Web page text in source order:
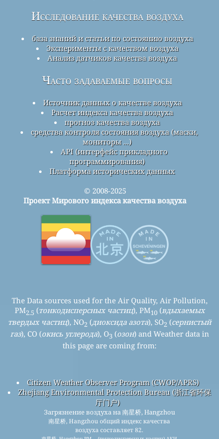
Исследование качества воздуха
база знаний и статьи по состоянию воздуха
Эксперименты с качеством воздуха
Анализ датчиков качества воздуха
Часто задаваемые вопросы
Источник данных о качестве воздуха
Расчет индекса качества воздуха
прогноз качества воздуха
средства контроля состояния воздуха (маски,
мониторы ...)
API (интерфейс прикладного
программирования)
Платформа исторических данных
© 2008-2025
Проект Мирового индекса качества воздуха
The Data sources used for the Air Quality, Air Pollution,
PM2.5 (тонкодисперсных частиц), PM10(вдыхаемых
твердых частиц), NO2 (диоксида азота), SO2 (сернистый
газ), CO (окись углерода), O3 (озон) and Weather data in
this page are coming from:
Citizen Weather Observer Program (CWOP/APRS)
Zhejiang Environmental Protection Bureau (浙江省环保
厅门户)
Загрязнение воздуха на 南星桥, Hangzhou
南星桥, Hangzhou общий индекс качества
воздуха составляет 82.